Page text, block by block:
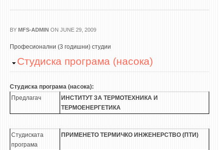
ERASMUS+
QIM-SEE
3DFindIT
WATERBRIDGING
ENERGET
AIR QUALITY MODELLING
BY MFS-ADMIN ON JUNE 29, 2009
Професионални (3 годишни) студии
Hide
Студиска програма (насока)
Студиска програма (насока):
Предлагач
ИНСТИТУТ ЗА ТЕРМОТЕХНИКА И
ТЕРМОЕНЕРГЕТИКА
Студиската
програма
ПРИМЕНЕТО ТЕРМИЧКО ИНЖЕНЕРСТВО (ПТИ)